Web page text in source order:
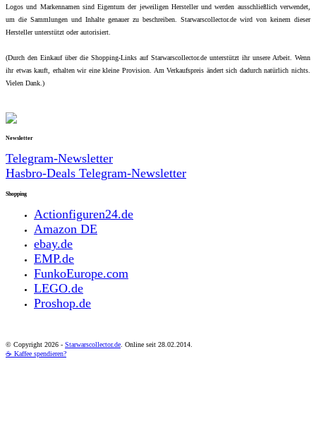
Logos und Markennamen sind Eigentum der jeweiligen Hersteller und werden ausschließlich verwendet,
um die Sammlungen und Inhalte genauer zu beschreiben. Starwarscollector.de wird von keinem dieser
Hersteller unterstützt oder autorisiert.
(Durch den Einkauf über die Shopping-Links auf Starwarscollector.de unterstützt ihr unsere Arbeit. Wenn
ihr etwas kauft, erhalten wir eine kleine Provision. Am Verkaufspreis ändert sich dadurch natürlich nichts.
Vielen Dank.)
Newsletter
Telegram-Newsletter
Hasbro-Deals Telegram-Newsletter
Shopping
Actionfiguren24.de
Amazon DE
ebay.de
EMP.de
FunkoEurope.com
LEGO.de
Proshop.de
© Copyright 2026 - Starwarscollector.de . Online seit 28.02.2014.
☕ Kaffee spendieren?